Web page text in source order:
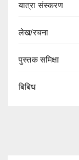
यात्रा संस्करण
लेख/रचना
पुस्तक समिक्षा
बिबिध